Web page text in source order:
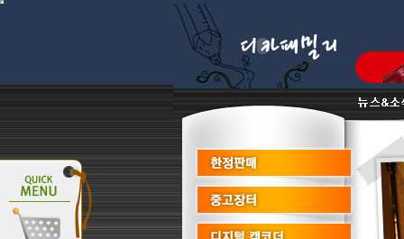
저희 디카패밀리는 다나와 최우수파트너몰로서 이월상품 진열상품 리퍼비시 병